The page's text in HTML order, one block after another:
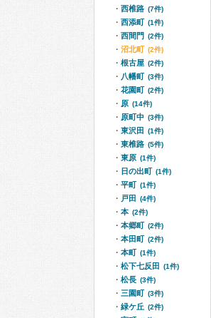
西椎路 (7件)
西添町 (1件)
西間門 (2件)
沼北町 (2件)
根古屋 (2件)
八幡町 (3件)
花園町 (2件)
原 (14件)
原町中 (3件)
東沢田 (1件)
東椎路 (5件)
東原 (1件)
日の出町 (1件)
平町 (1件)
戸田 (4件)
本 (2件)
本郷町 (2件)
本田町 (2件)
本町 (1件)
松下七反田 (1件)
松長 (3件)
三園町 (3件)
緑ケ丘 (2件)